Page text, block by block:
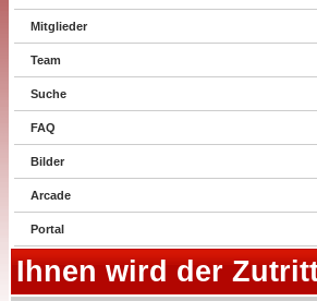
Mitglieder
Team
Suche
FAQ
Bilder
Arcade
Portal
Ihnen wird der